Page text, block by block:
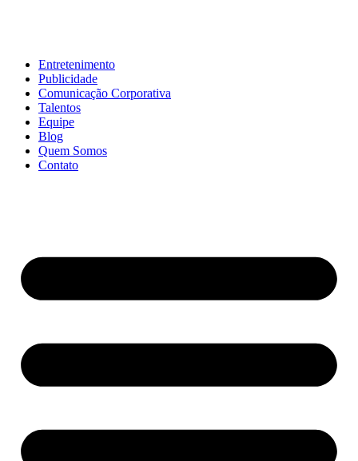
Entretenimento
Publicidade
Comunicação Corporativa
Talentos
Equipe
Blog
Quem Somos
Contato